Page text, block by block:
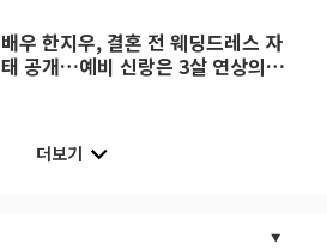
배우 한지우, 결혼 전 웨딩드레스 자
태 공개…예비 신랑은 3살 연상의
더보기